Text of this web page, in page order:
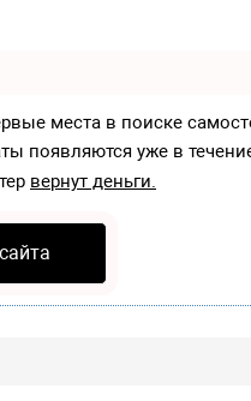
места в поиске
появляются уже в
вернут деньги.